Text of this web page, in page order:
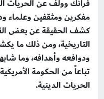
فرانك وولف عن الحريات
مفكرين ومثقفين وعلماء
كشف الحقيقة عن بعض
التاريخية، ومن ذلك ما
ودوافعه وأهدافه، وما
تباعاً من الحكومة
الحريات الدينية.